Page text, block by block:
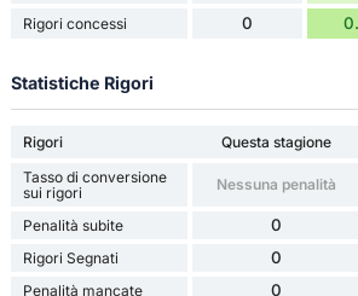
Rigori concessi 0
Statistiche Rigori
Rigori Questa stagione
Tasso di conversione
sui rigori
Nessuna penalità
Penalità subite 0
Rigori Segnati 0
Penalità mancate 0